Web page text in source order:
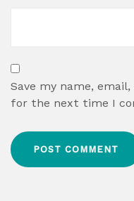
Save my name,
for the next time I